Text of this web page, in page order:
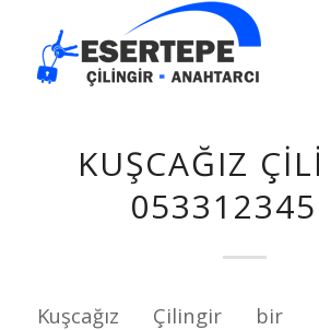
KUŞCAĞIZ
Kuşcağız Çilingir bir